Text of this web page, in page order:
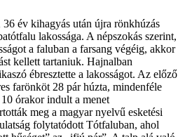
36 év kihagyás után újra rönkhúzás
lakossága. A népszokás szerint,
a faluban a farsang végéig, akkor
kellett tartaniuk. Hajnalban
ébresztette a lakosságot. Az előző
farönköt 28 pár húzta, mindenféle
órakor indult a menet
meg a magyar nyelvű esketési
folytatódott Tótfaluban, ahol